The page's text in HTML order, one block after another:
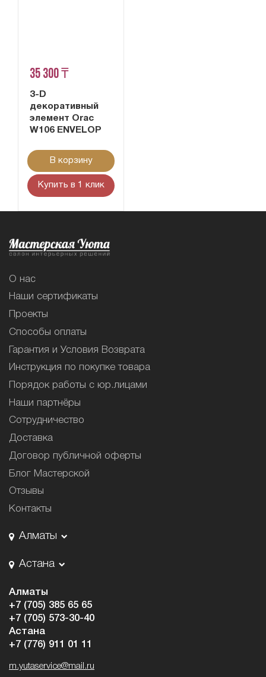
35 300 ₸
3-D
декоративный
элемент Orac
W106 ENVELOP
В корзину
Купить в 1 клик
О нас
Наши сертификаты
Проекты
Способы оплаты
Гарантия и Условия Возврата
Инструкция по покупке товара
Порядок работы с юр.лицами
Наши партнёры
Сотрудничество
Доставка
Договор публичной оферты
Блог Мастерской
Отзывы
Контакты
Алматы
Астана
Алматы
+7 (705) 385 65 65
+7 (705) 573-30-40
Астана
+7 (776) 911 01 11
m.yutaservice@mail.ru